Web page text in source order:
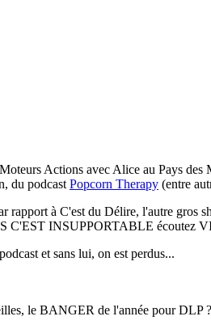
Actions avec Alice au Pays
du podcast Popcorn Therapy (entre
à C'est du Délire, l'autre gros
C'EST INSUPPORTABLE écoutez
et sans lui, on est perdus...
le BANGER de l'année pour DLP ?